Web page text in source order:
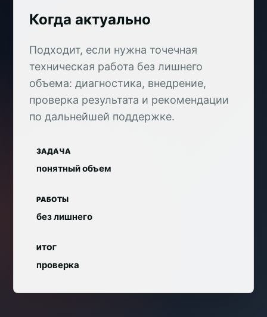
Когда актуально
Подходит, если нужна точечная
техническая работа без лишнего
объема: диагностика, внедрение,
проверка результата и рекомендации
по дальнейшей поддержке.
ЗАДАЧА
понятный объем
РАБОТЫ
без лишнего
ИТОГ
проверка